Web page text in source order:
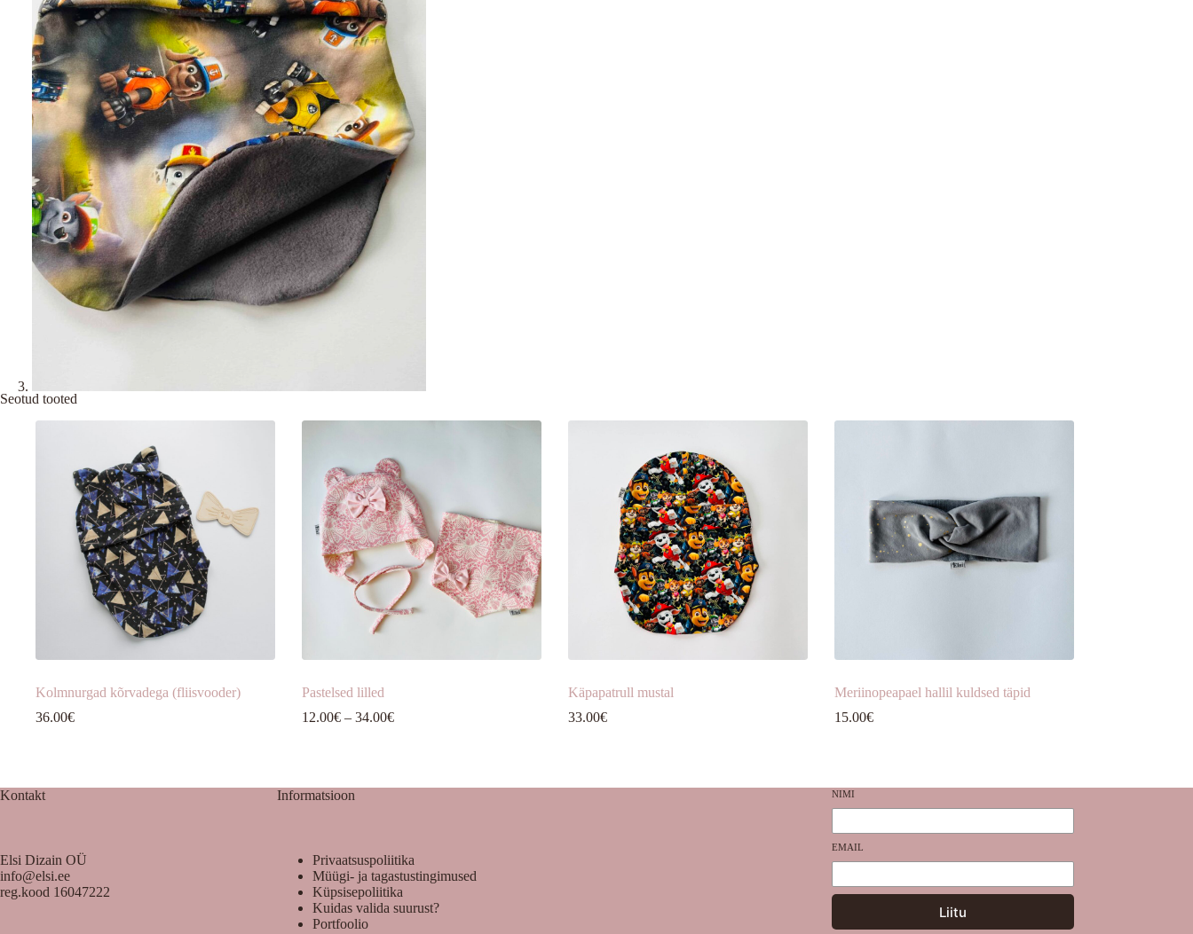
Seotud tooted
Kolmnurgad kõrvadega (fliisvooder)
36.00€
Pastelsed lilled
12.00€ – 34.00€Hinnavahemik:
Käpapatrull mustal
33.00€
Meriinopeapael hallil kuldsed täpid
15.00€
Kontakt
Elsi Dizain OÜ
info@elsi.ee
reg.kood 16047222
Informatsioon
Privaatsuspoliitika
Müügi- ja tagastustingimused
Küpsisepoliitika
Kuidas valida suurust?
Portfoolio
NIMI
EMAIL
Liitu